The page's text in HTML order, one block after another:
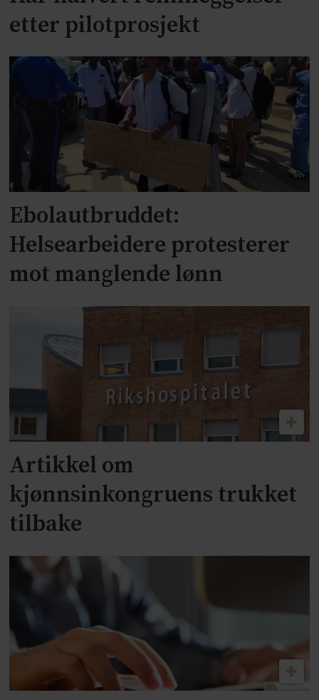
etter pilotprosjekt
Ebolautbruddet:
Helsearbeidere protesterer
mot manglende lønn
Artikkel om
kjønnsinkongruens trukket
tilbake